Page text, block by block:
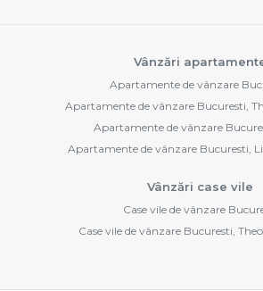
Vânzări
Apartamente de vânzare
Apartamente de vânzare Bucuresti,
Apartamente de vânzare
Apartamente de vânzare Bucuresti,
Vânzări case vile
Case vile de vânzare
Case vile de vânzare Bucuresti,